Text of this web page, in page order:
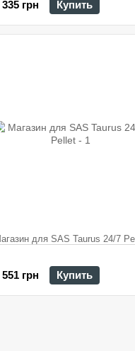
335 грн Купить
для SAS Taurus 24/7
551 грн Купить